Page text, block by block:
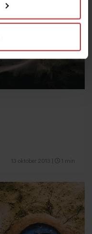
13 oktober 2013 1 min